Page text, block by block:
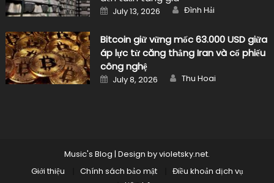
Bitcoin giữ vững mốc 63.000 USD giữa
công nghệ
Posted
on
July 8, 2026 Author
Thu Hoai
Chính sách bảo mật
Liên hệ